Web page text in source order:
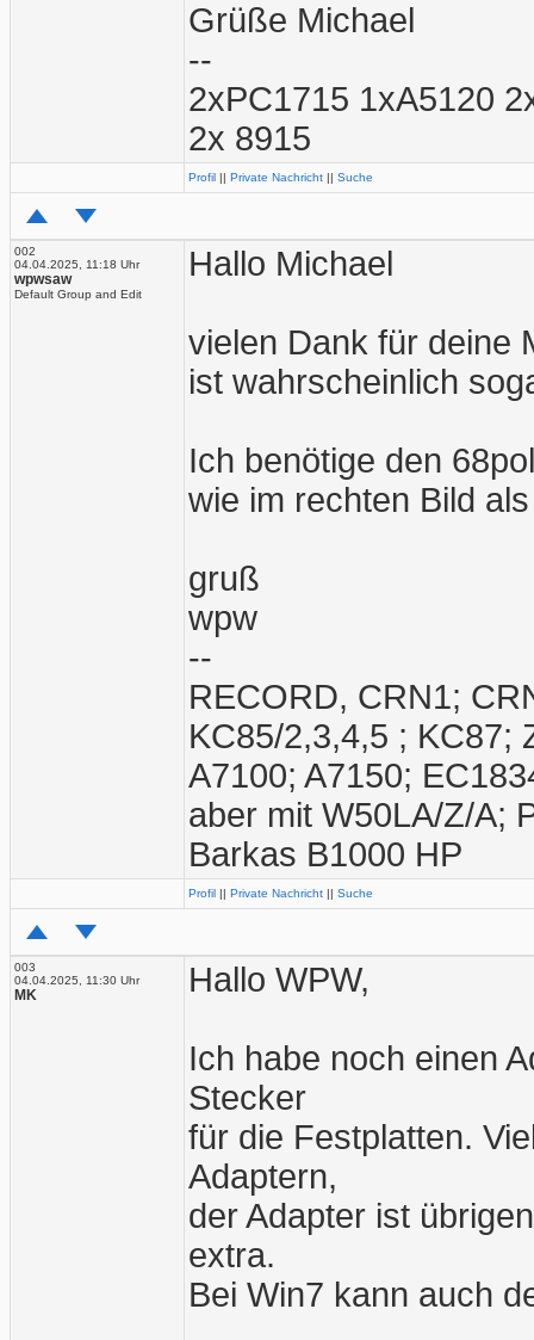
Grüße Michael
--
2xPC1715 1xA5120
2x 8915
Profil || Private Nachricht || Suche
002
04.04.2025, 11:18 Uhr
wpwsaw
Default Group and Edit
Hallo Michael
vielen Dank für deine
ist wahrscheinlich
Ich benötige den
wie im rechten Bild
gruß
wpw
--
RECORD, CRN1;
KC85/2,3,4,5 ; KC87;
A7100; A7150;
aber mit W50LA/Z/A;
Barkas B1000 HP
Profil || Private Nachricht || Suche
003
04.04.2025, 11:30 Uhr
MK Hallo WPW,
Ich habe noch einen
Stecker
für die Festplatten.
Adaptern,
der Adapter ist
extra.
Bei Win7 kann auch